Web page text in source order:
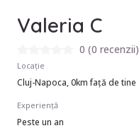
Valeria C
0 (0 recenzii)
Locație
Cluj-Napoca, 0km față de tine
Experiență
Peste un an